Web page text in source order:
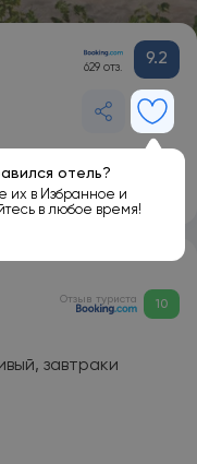
629 отз. 9.2
отель?
их в Избранное и
в любое время!
Отзыв туриста 10
завтраки